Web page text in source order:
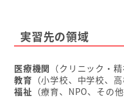
実習先の領域
医療機関 （クリニック・
教育 （小学校、中学校、
福祉 （療育、NPO、その